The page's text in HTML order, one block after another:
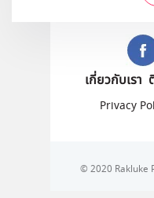
เกี่ยวกับเรา
Privacy
© 2020 Rakluke